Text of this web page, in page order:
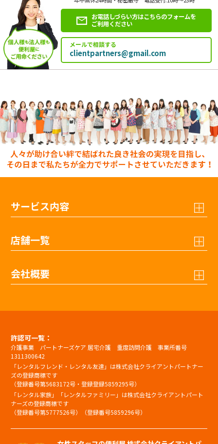
お電話しづらい方はこちらのフォームを
ご利用ください
メールで相談する
clientpartners@gmail.com
サービス内容
店舗一覧
会社概要
許認可一覧：
介護事業 パートナーズケア 居宅介護 重度訪問介護 事業所番号
1311300642
「レンタルフレンド・レンタル友達」は株式会社クライアントパートナー
ズの登録商標です
（登録番号第5683172号・登録登録5859295号）
「レンタル家族」「レンタルファミリー」は株式会社クライアントパート
ナーズの登録商標です
（登録番号第5777526号）（登録番号5859296号）